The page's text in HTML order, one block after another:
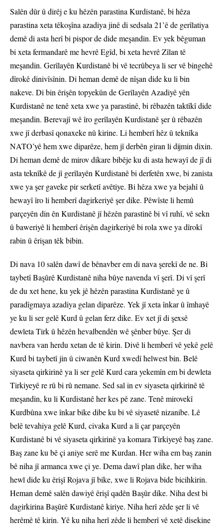
Salên dûr û dirêj e ku hêzên parastina Kurdistanê, bi hêza
parastina xeta têkoşîna azadiya jinê di sedsala 21’ê de gerîlatiya
demê di asta herî bi pispor de dide meşandin. Ev yek bêguman
bi xeta fermandarê me hevrê Egîd, bi xeta hevrê Zîlan tê
meşandin. Gerîlayên Kurdistanê bi vê tecrûbeya li ser vê bingehê
dîrokê dinivîsînin. Di heman demê de nîşan dide ku li bin
nakeve. Di bin êrişên topyekûn de Gerîlayên Azadiyê yên
Kurdistanê ne tenê xeta xwe ya parastinê, bi rêbazên taktîkî dide
meşandin. Berevajî wê îro gerîlayên Kurdistanê şer û rêbazên
xwe jî derbasî qonaxeke nû kirine. Li hemberî hêz û teknîka
NATO’yê hem xwe diparêze, hem jî derbên giran li dijmin dixin.
Di heman demê de mirov dikare bibêje ku di asta hewayî de jî di
asta teknîkê de jî gerîlayên Kurdistanê bi derfetên xwe, bi zanista
xwe ya şer gaveke pir serketî avêtiye. Bi hêza xwe ya bejahî û
hewayî îro li hemberî dagirkeriyê şer dike. Pêwîste li hemû
parçeyên din ên Kurdistanê jî hêzên parastinê bi vî ruhî, vê sekn
û baweriyê li hemberî êrişên dagirkeriyê bi rola xwe ya dîrokî
rabin û êrişan têk bibin.
Di nava 10 salên dawî de bênavber em di nava şerekî de ne. Bi
taybetî Başûrê Kurdistanê niha bûye navenda vî şerî. Di vî şerî
de du xet hene, ku yek jê hêzên parastina Kurdistanê ye û
paradîgmaya azadiya gelan diparêze. Yek jî xeta înkar û îmhayê
ye ku li ser gelê Kurd û gelan ferz dike. Ev xet jî di şexsê
dewleta Tirk û hêzên hevalbendên wê şênber bûye. Şer di
navbera van herdu xetan de tê kirin. Divê li hemberî vê yekê gelê
Kurd bi taybetî jin û ciwanên Kurd xwedî helwest bin. Belê
siyaseta qirkirinê ya li ser gelê Kurd cara yekemîn em bi dewleta
Tirkiyeyê re rû bi rû nemane. Sed sal in ev siyaseta qirkirinê tê
meşandin, ku li Kurdistanê her kes pê zane. Tenê mirovekî
Kurdbûna xwe înkar bike dibe ku bi vê siyasetê nizanibe. Lê
belê tevahiya gelê Kurd, civaka Kurd a li çar parçeyên
Kurdistanê bi vê siyaseta qirkirinê ya komara Tirkiyeyê baş zane.
Baş zane ku bê çi aniye serê me Kurdan. Her wiha em baş zanin
bê niha jî armanca xwe çi ye. Dema dawî plan dike, her wiha
hewl dide ku êrişî Rojava jî bike, xwe li Rojava bide bicihkirin.
Heman demê salên dawiyê êrişî qadên Başûr dike. Niha dest bi
dagirkirina Başûrê Kurdistanê kiriye. Niha herî zêde şer li vê
herêmê tê kirin. Yê ku niha herî zêde li hemberî vê xetê disekine